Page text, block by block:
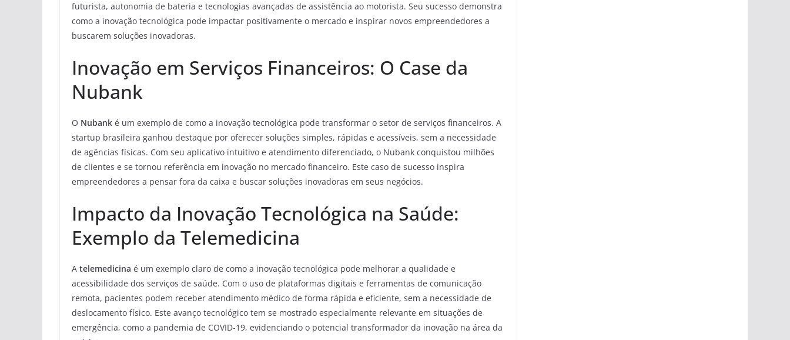
futurista, autonomia de bateria e tecnologias avançadas de assistência ao motorista. Seu sucesso demonstra
como a inovação tecnológica pode impactar positivamente o mercado e inspirar novos empreendedores a
buscarem soluções inovadoras.
Inovação em Serviços Financeiros: O Case da
Nubank
O Nubank é um exemplo de como a inovação tecnológica pode transformar o setor de serviços financeiros. A
startup brasileira ganhou destaque por oferecer soluções simples, rápidas e acessíveis, sem a necessidade
de agências físicas. Com seu aplicativo intuitivo e atendimento diferenciado, o Nubank conquistou milhões
de clientes e se tornou referência em inovação no mercado financeiro. Este caso de sucesso inspira
empreendedores a pensar fora da caixa e buscar soluções inovadoras em seus negócios.
Impacto da Inovação Tecnológica na Saúde:
Exemplo da Telemedicina
A telemedicina é um exemplo claro de como a inovação tecnológica pode melhorar a qualidade e
acessibilidade dos serviços de saúde. Com o uso de plataformas digitais e ferramentas de comunicação
remota, pacientes podem receber atendimento médico de forma rápida e eficiente, sem a necessidade de
deslocamento físico. Este avanço tecnológico tem se mostrado especialmente relevante em situações de
emergência, como a pandemia de COVID-19, evidenciando o potencial transformador da inovação na área da